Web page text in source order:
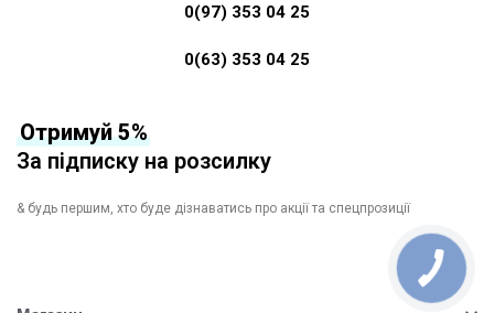
0(97) 353 04 25
0(63) 353 04 25
Отримуй 5%
За підписку на розсилку
& будь першим, хто буде дізнаватись про акції та спецпрозиції